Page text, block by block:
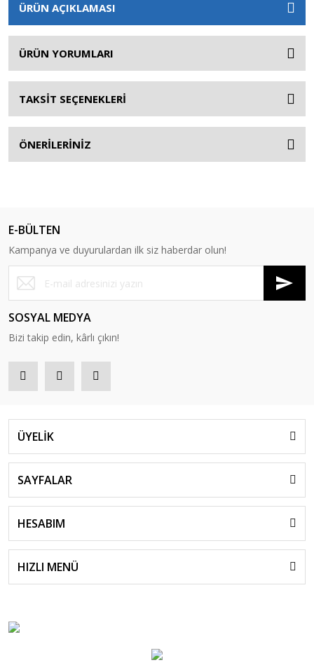
ÜRÜN AÇIKLAMASI
ÜRÜN YORUMLARI
TAKSİT SEÇENEKLERİ
ÖNERİLERİNİZ
E-BÜLTEN
Kampanya ve duyurulardan ilk siz haberdar olun!
SOSYAL MEDYA
Bizi takip edin, kârlı çıkın!
ÜYELİK
SAYFALAR
HESABIM
HIZLI MENÜ